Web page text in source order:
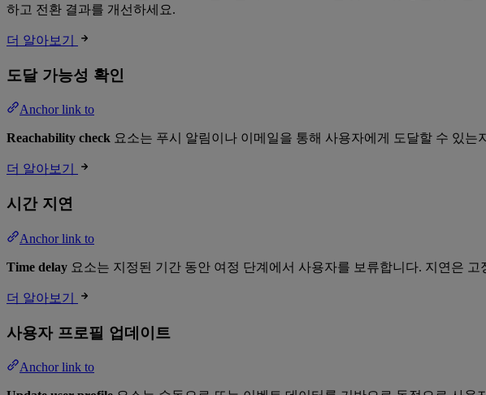
하고 전환 결과를 개선하세요.
더 알아보기
도달 가능성 확인
Anchor link to
Reachability check 요소는 푸시 알림이나 이메일을 통해 사용자에게 도달할 수 있
더 알아보기
시간 지연
Anchor link to
Time delay 요소는 지정된 기간 동안 여정 단계에서 사용자를 보류합니다. 지연은
더 알아보기
사용자 프로필 업데이트
Anchor link to